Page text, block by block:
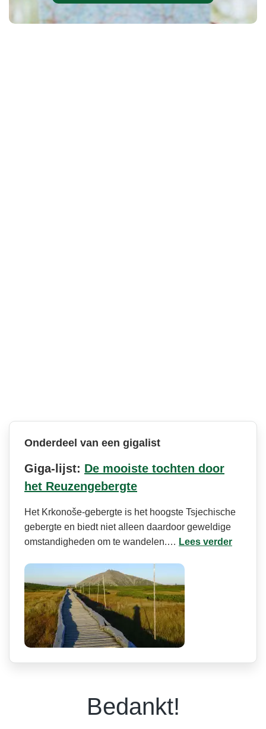
Onderdeel van een gigalist
Giga-lijst: De mooiste tochten door
het Reuzengebergte
Het Krkonoše-gebergte is het hoogste Tsjechische
gebergte en biedt niet alleen daardoor geweldige
omstandigheden om te wandelen.… Lees verder
Bedankt!